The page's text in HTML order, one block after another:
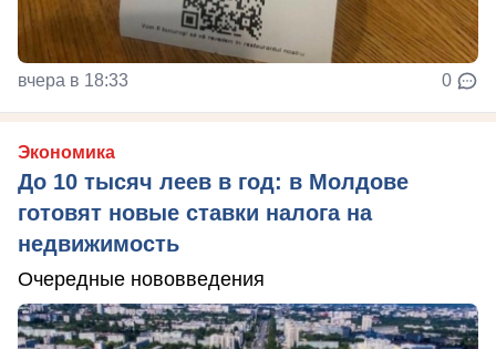
вчера в 18:33 0
Экономика
До 10 тысяч леев в год: в Молдове
готовят новые ставки налога на
недвижимость
Очередные нововведения